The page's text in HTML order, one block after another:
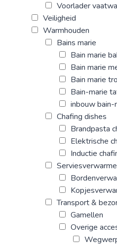
Voorlader
Veiligheid
Warmhouden
Bains marie
Bain marie
Bain marie
Bain marie
Bain-marie
inbouw bain-
Chafing dishes
Brandpasta
Elektrische
Inductie
Transport &
Gamellen
Overige